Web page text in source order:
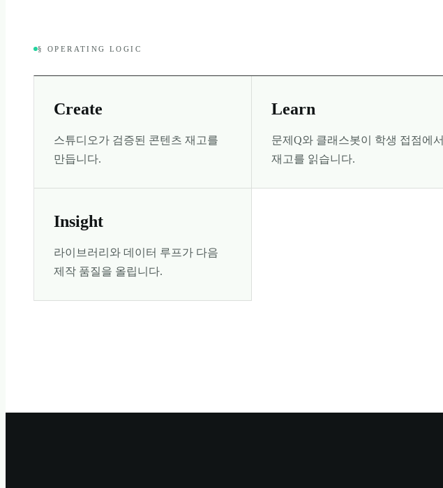
§ OPERATING LOGIC
Create
스튜디오가 검증된 콘텐츠 재고를
만듭니다.
Learn
문제Q와 클래스봇이 학생 접점에서
재고를 읽습니다.
Insight
라이브러리와 데이터 루프가 다음
제작 품질을 올립니다.